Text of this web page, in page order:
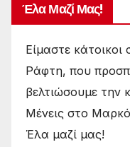
Έλα Μαζί Μας!
Είμαστε
Ράφτη, που
βελτιώσουμε την
Μένεις στο
Έλα μαζί μας!